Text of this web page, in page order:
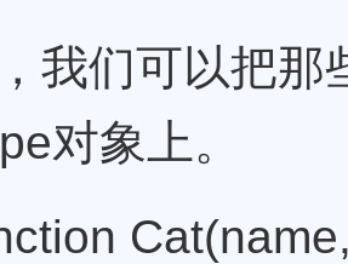
我们可以把那
对象上。